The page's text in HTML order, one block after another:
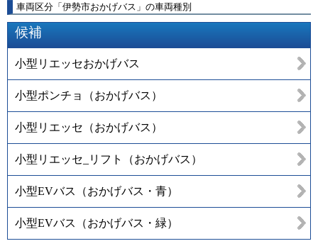
車両区分「伊勢市おかげバス」の車両種別
候補
小型リエッセおかげバス
小型ポンチョ（おかげバス）
小型リエッセ（おかげバス）
小型リエッセ_リフト（おかげバス）
小型EVバス（おかげバス・青）
小型EVバス（おかげバス・緑）